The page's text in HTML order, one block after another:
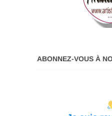
ABONNEZ-VOUS À